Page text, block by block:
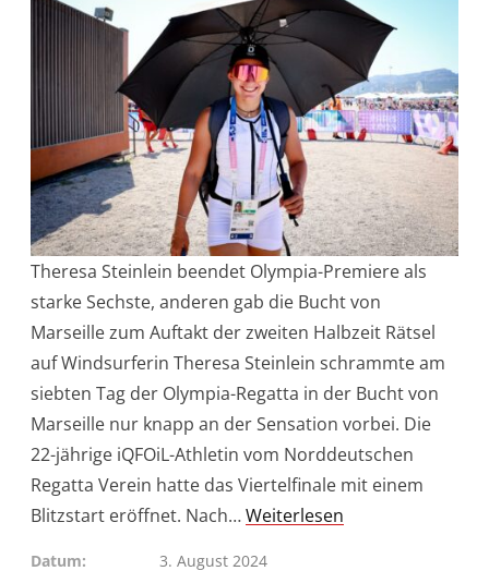
Theresa Steinlein beendet Olympia-Premiere als
starke Sechste, anderen gab die Bucht von
Marseille zum Auftakt der zweiten Halbzeit Rätsel
auf Windsurferin Theresa Steinlein schrammte am
siebten Tag der Olympia-Regatta in der Bucht von
Marseille nur knapp an der Sensation vorbei. Die
22-jährige iQFOiL-Athletin vom Norddeutschen
Regatta Verein hatte das Viertelfinale mit einem
Blitzstart eröffnet. Nach…Weiterlesen
Datum 3. August 2024